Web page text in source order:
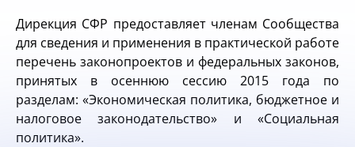
Дирекция СФР предоставляет членам Сообщества
для сведения и применения в практической работе
перечень законопроектов и федеральных законов,
принятых в осеннюю сессию 2015 года по
разделам: «Экономическая политика, бюджетное и
налоговое законодательство» и «Социальная
политика».